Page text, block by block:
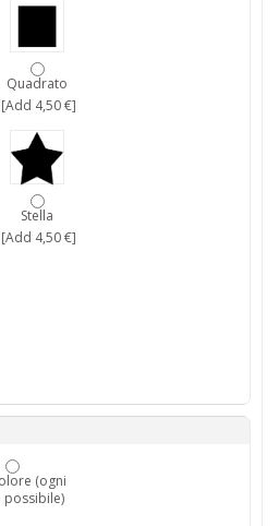
Quadrato
[Add 4,50 €]
Stella
[Add 4,50 €]
(ogni
possibile)